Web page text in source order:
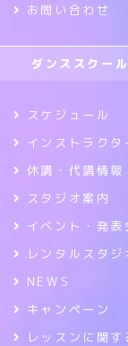
お問い合わせ
ダンススクー
スケジュール
インストラクタ
休講・代講情報
スタジオ案内
イベント・発表
レンタルスタ
NEWS
キャンペーン
レッスンに関